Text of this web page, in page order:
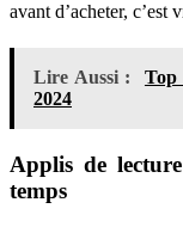
avant d’acheter, c’est
Lire Aussi :
Top
2024
Applis de
temps